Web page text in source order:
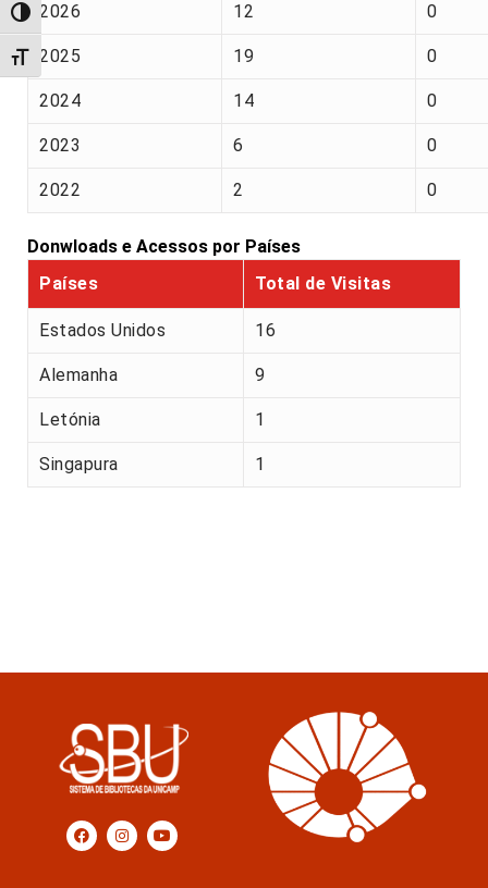
Alternar alto contraste
Alternar tamanho da fonte
2026 12 0
2025 19 0
2024 14 0
2023 6 0
2022 2 0
Donwloads e Acessos por Países
Países
Total de Visitas
Estados Unidos 16
Alemanha 9
Letónia 1
Singapura 1